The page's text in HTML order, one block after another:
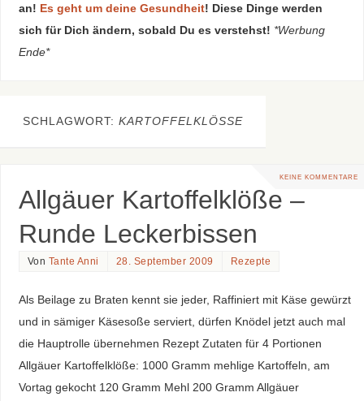
an! Es geht um deine Gesundheit! Diese Dinge werden
sich für Dich ändern, sobald Du es verstehst! *Werbung
Ende*
SCHLAGWORT: KARTOFFELKLÖSSE
KEINE KOMMENTARE
Allgäuer Kartoffelklöße –
Runde Leckerbissen
Von Tante Anni 28. September 2009 Rezepte
Als Beilage zu Braten kennt sie jeder, Raffiniert mit Käse gewürzt
und in sämiger Käsesoße serviert, dürfen Knödel jetzt auch mal
die Hauptrolle übernehmen Rezept Zutaten für 4 Portionen
Allgäuer Kartoffelklöße: 1000 Gramm mehlige Kartoffeln, am
Vortag gekocht 120 Gramm Mehl 200 Gramm Allgäuer